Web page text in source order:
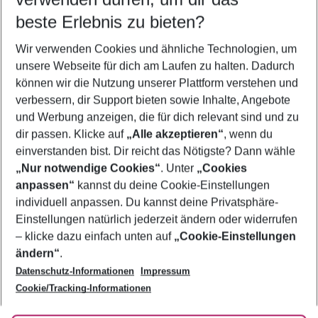
5-8 Nächte
2 Erwachsene Keine Kinder
Mehr Filter anzeigen
Footer
Footer navigation
Über uns
AGB
Bestpreisgarantie
Cookie-Einstellungen ändern
Cookie-Richtlinie
Agenturbetreuung
Barrierefreies Reisen
Folge uns
beste Erlebnis zu bieten?
Wir verwenden Cookies und ähnliche Technologien, um
unsere Webseite für dich am Laufen zu halten. Dadurch
können wir die Nutzung unserer Plattform verstehen und
verbessern, dir Support bieten sowie Inhalte, Angebote
und Werbung anzeigen, die für dich relevant sind und zu
dir passen. Klicke auf „Alle akzeptieren“, wenn du
einverstanden bist. Dir reicht das Nötigste? Dann wähle
„Nur notwendige Cookies“. Unter „Cookies
anpassen“ kannst du deine Cookie-Einstellungen
individuell anpassen. Du kannst deine Privatsphäre-
Einstellungen natürlich jederzeit ändern oder widerrufen
– klicke dazu einfach unten auf „Cookie-Einstellungen
ändern“.
Datenschutz-Informationen
Impressum
Cookie/Tracking-Informationen